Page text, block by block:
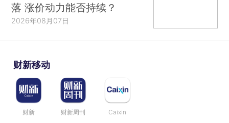
落 涨价动力能否持续？
2026年08月07日
财新移动
财新 财新周刊 Caixin